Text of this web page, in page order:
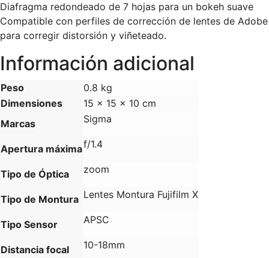
Diafragma redondeado de 7 hojas para un bokeh suave
Compatible con perfiles de corrección de lentes de Adobe
para corregir distorsión y viñeteado.
Información adicional
Peso
0.8 kg
Dimensiones
15 × 15 × 10 cm
Marcas
Sigma
Apertura máximaf/1.4
Tipo de Óptica zoom
Tipo de Montura Lentes Montura Fujifilm X
Tipo Sensor APSC
Distancia focal 10-18mm